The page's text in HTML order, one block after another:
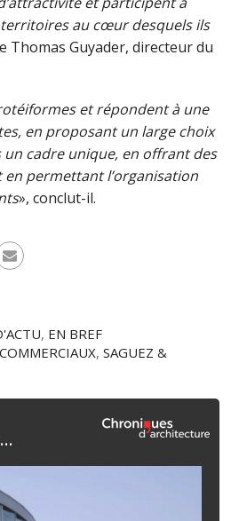
au cœur desquels ils
Thomas Guyader, directeur du
et répondent à une
en proposant un large choix
cadre unique, en offrant des
en permettant l’organisation
», conclut-il.
, EN BREF
,SAGUEZ &